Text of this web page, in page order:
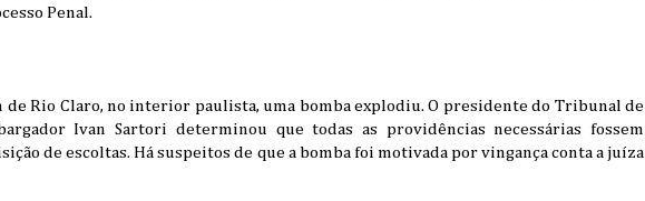
Penal.
de Rio Claro, no interior paulista, uma bomba explodiu. O presidente do Tribunal de
Ivan Sartori determinou que todas as providências necessárias fossem
de escoltas. Há suspeitos de que a bomba foi motivada por vingança conta a juíza